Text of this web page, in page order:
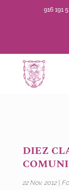
916 191
DIEZ
22 Nov, 2012|